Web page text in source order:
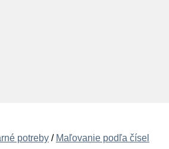
potreby / Maľovanie podľa čísel